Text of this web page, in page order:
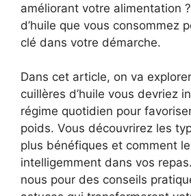
améliorant votre alimentation
d’huile que vous consommez
clé dans votre démarche.
Dans cet article, on va
cuillères d’huile vous devriez
régime quotidien pour
poids. Vous découvrirez les
plus bénéfiques et comment
intelligemment dans vos
nous pour des conseils